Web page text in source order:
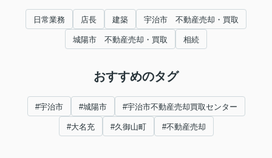
日常業務 店長 建築 宇治市 不動産売却・買取
城陽市 不動産売却・買取 相続
おすすめのタグ
#宇治市 #城陽市 #宇治市不動産売却買取センター
#大名充 #久御山町 #不動産売却